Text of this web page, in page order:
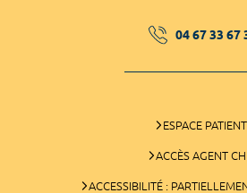
04 67 33 67
ESPACE PATIENT
ACCÈS AGENT
ACCESSIBILITÉ :